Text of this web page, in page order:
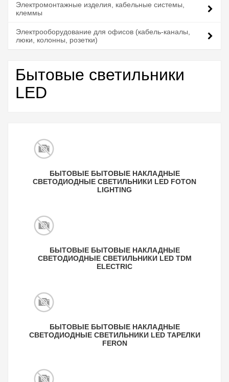
Электромонтажные изделия, кабельные системы,
клеммы
Электрооборудование для офисов (кабель-каналы,
люки, колонны, розетки)
Бытовые светильники
LED
БЫТОВЫЕ БЫТОВЫЕ НАКЛАДНЫЕ
СВЕТОДИОДНЫЕ СВЕТИЛЬНИКИ LED FOTON
LIGHTING
БЫТОВЫЕ БЫТОВЫЕ НАКЛАДНЫЕ
СВЕТОДИОДНЫЕ СВЕТИЛЬНИКИ LED TDM
ELECTRIC
БЫТОВЫЕ БЫТОВЫЕ НАКЛАДНЫЕ
СВЕТОДИОДНЫЕ СВЕТИЛЬНИКИ LED ТАРЕЛКИ
FERON